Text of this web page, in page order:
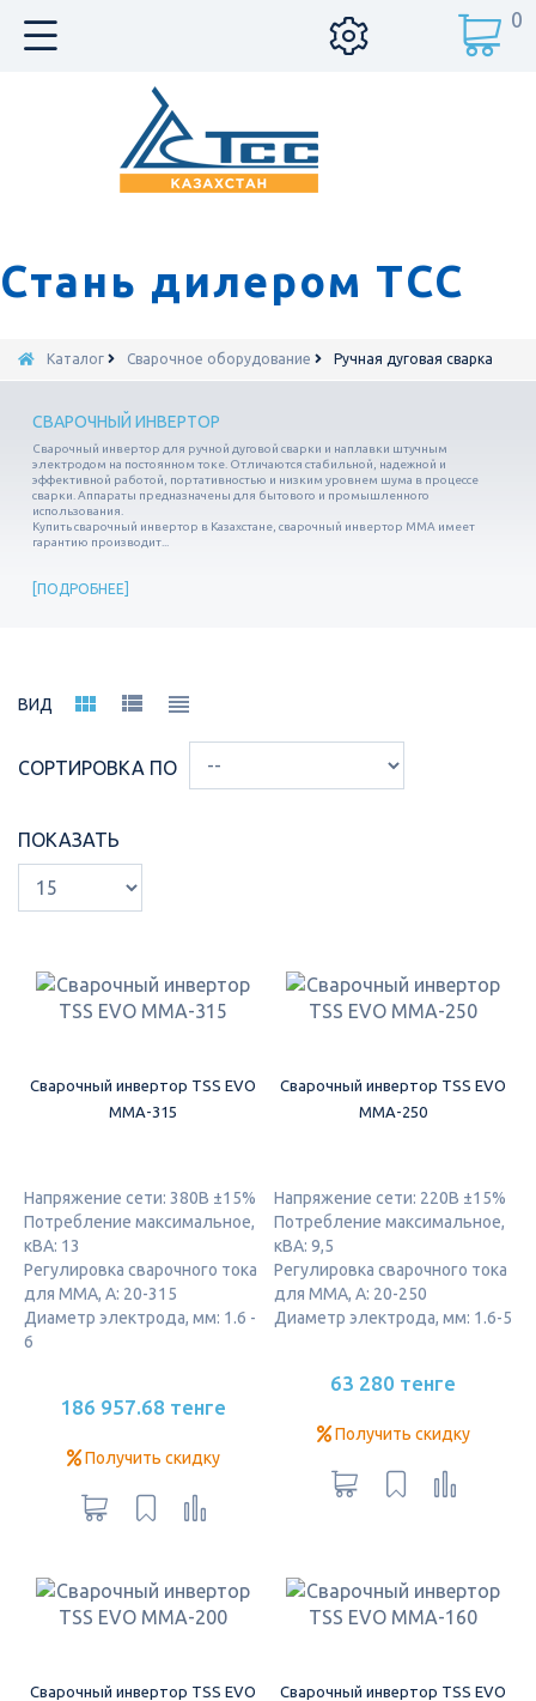
Стань дилером ТСС
0
Каталог Сварочное оборудование Ручная дуговая сварка
СВАРОЧНЫЙ ИНВЕРТОР
Сварочный инвертор для ручной дуговой сварки и наплавки штучным
электродом на постоянном токе. Отличаются стабильной, надежной и
эффективной работой, портативностью и низким уровнем шума в процессе
сварки. Аппараты предназначены для бытового и промышленного
использования.
Купить сварочный инвертор в Казахстане, сварочный инвертор MMA имеет
гарантию производит...
ПОДРОБНЕЕ
ВИД
СОРТИРОВКА ПО
ПОКАЗАТЬ
Сварочный инвертор ТSS EVO
MMA-315
Напряжение сети: 380В ±15%
Потребление максимальное,
кВА: 13
Регулировка сварочного тока
для ММА, А: 20-315
Диаметр электрода, мм: 1.6 -
6
186 957.68 тенге
Получить скидку
Сварочный инвертор ТSS EVO
MMA-250
Напряжение сети: 220В ±15%
Потребление максимальное,
кВА: 9,5
Регулировка сварочного тока
для ММА, А: 20-250
Диаметр электрода, мм: 1.6-5
63 280 тенге
Получить скидку
Сварочный инвертор ТSS EVO
Сварочный инвертор ТSS EVO